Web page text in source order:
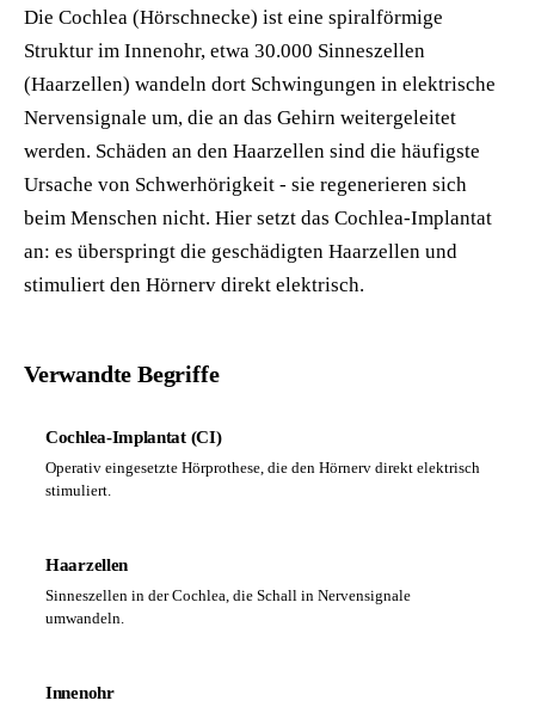
Die Cochlea (Hörschnecke) ist eine spiralförmige
Struktur im Innenohr, etwa 30.000 Sinneszellen
(Haarzellen) wandeln dort Schwingungen in elektrische
Nervensignale um, die an das Gehirn weitergeleitet
werden. Schäden an den Haarzellen sind die häufigste
Ursache von Schwerhörigkeit - sie regenerieren sich
beim Menschen nicht. Hier setzt das Cochlea-Implantat
an: es überspringt die geschädigten Haarzellen und
stimuliert den Hörnerv direkt elektrisch.
Verwandte Begriffe
Cochlea-Implantat (CI)
Operativ eingesetzte Hörprothese, die den Hörnerv direkt elektrisch
stimuliert.
Haarzellen
Sinneszellen in der Cochlea, die Schall in Nervensignale
umwandeln.
Innenohr